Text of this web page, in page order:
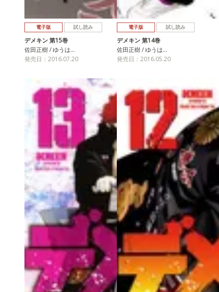
電子版 試し読み
デメキン 第15巻
佐田正樹 / ゆうは…
発売日：2016.07.20
電子版 試し読み
デメキン 第14巻
佐田正樹 / ゆうは…
発売日：2016.05.20